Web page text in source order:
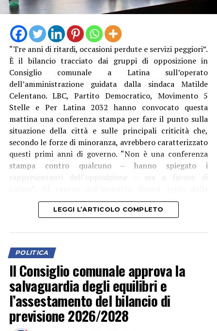
“Tre anni di ritardi, occasioni perdute e servizi peggiori”.
È il bilancio tracciato dai gruppi di opposizione in
Consiglio comunale a Latina sull’operato
dell’amministrazione guidata dalla sindaca Matilde
Celentano. LBC, Partito Democratico, Movimento 5
Stelle e Per Latina 2032 hanno convocato questa
mattina una conferenza stampa per fare il punto sulla
situazione della città e sulle principali criticità che,
secondo le forze di minoranza, avrebbero caratterizzato
questi primi anni di governo. “Non è una conferenza
stampa contro qualcuno – hanno spiegato i
rappresentanti dell’opposizione – ma a favore di
gestione della marina ai servizi pubblici, dal bilancio
comunale ai trasporti, passando per ABC, emergenza
opposizione, il problema principale sarebbe “un’assenza
di programmazione” e una gestione basata più sugli
annunci che sui risultati concreti. Una critica che,
secondo i consiglieri, sarebbe emersa in modo
particolare durante l’estate, con riferimento alla
gestione degli eventi, dei servizi sul litorale e della
sicurezza.
LEGGI L’ARTICOLO COMPLETO
POLITICA
Il Consiglio comunale approva la
salvaguardia degli equilibri e
l’assestamento del bilancio di
previsione 2026/2028